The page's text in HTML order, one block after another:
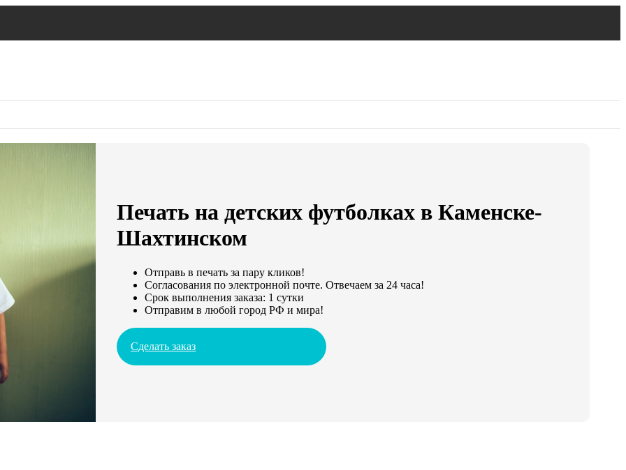
Печать на детских футболках в Каменске-
Шахтинском
Отправь в печать за пару кликов!
Согласования по электронной почте. Отвечаем за 24 часа!
Срок выполнения заказа: 1 сутки
Отправим в любой город РФ и мира!
Сделать заказ